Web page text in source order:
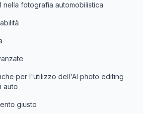
nella fotografia automobilistica
per l'utilizzo dell'AI photo editing
auto
giusto